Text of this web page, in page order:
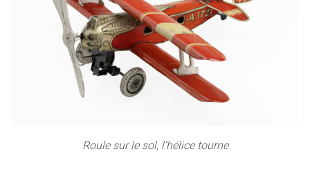
Roule sur le sol, l’hélice tourne